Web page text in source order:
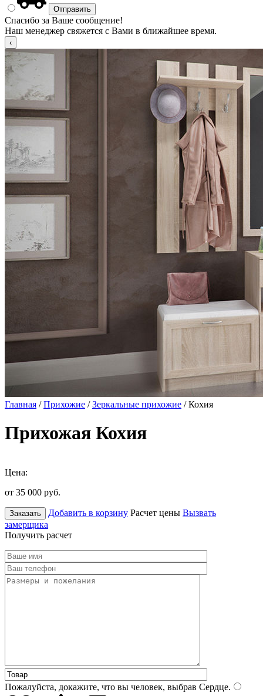
Спасибо за Ваше сообщение!
Наш менеджер свяжется с Вами в ближайшее время.
Главная /Прихожие /Зеркальные прихожие / Кохия
Прихожая Кохия
Цена:
от 35 000 руб.
Заказать Добавить в корзину Расчет цены Вызвать
замерщика
Получить расчет
Пожалуйста, докажите, что вы человек, выбрав Сердце.